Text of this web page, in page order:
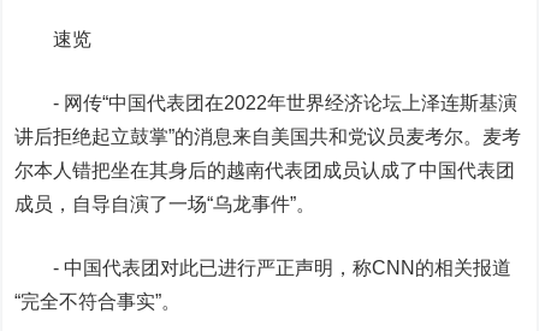
速览
- 网传“中国代表团在2022年世界经济论坛上泽连斯基演
讲后拒绝起立鼓掌”的消息来自美国共和党议员麦考尔。麦考
尔本人错把坐在其身后的越南代表团成员认成了中国代表团
成员，自导自演了一场“乌龙事件”。
- 中国代表团对此已进行严正声明，称CNN的相关报道
“完全不符合事实”。